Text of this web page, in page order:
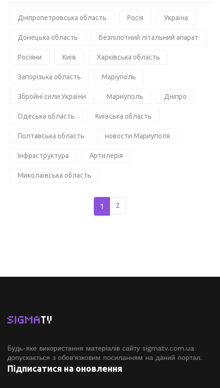
Дніпропетровська область Росія Україна
Донецька область Безпілотний літальний апарат
Росіяни Київ Харківська область
Запорізька область Маріуполь
Збройні сили України Мариуполь Дніпро
Одеська область Київська область
Полтавська область новости Мариуполя
Інфраструктура Артилерія
Миколаївська область
1 2
SIGMATV
Будь-яке використання матеріалів сайту sigmatv.com.ua
допускається з обов'язковим посиланням на даний портал.
Підписатися на оновлення